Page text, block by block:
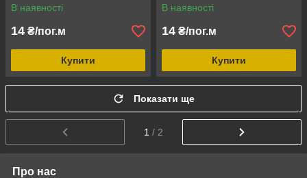
В наявності
14 ₴/пог.м
Купити
В наявності
14 ₴/пог.м
Купити
Показати ще
1 / 2
Про нас